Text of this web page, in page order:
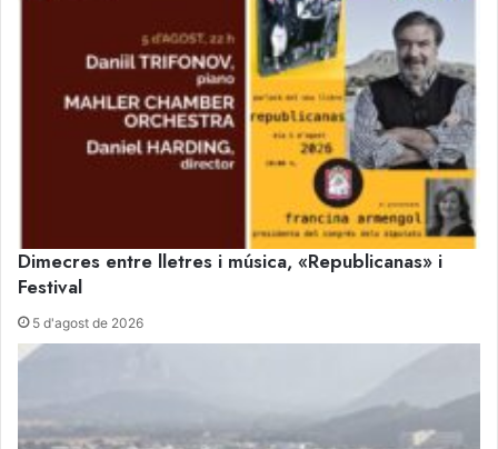
Dimecres entre lletres i música, «Republicanas» i
Festival
5 d'agost de 2026